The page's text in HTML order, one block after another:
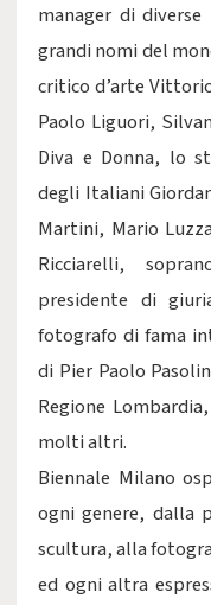
manager di
grandi nomi del
critico d’arte
Paolo Liguori,
Diva e Donna, lo
degli Italiani
Martini, Mario
Ricciarelli,
presidente di
fotografo di fama
di Pier Paolo
Regione
molti altri.
Biennale Milano
ogni genere, dalla
scultura, alla
ed ogni altra